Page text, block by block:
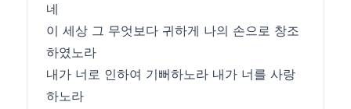
네
이 세상 그 무엇보다 귀하게 나의 손으로 창조
하였노라
내가 너로 인하여 기뻐하노라 내가 너를 사랑
하노라